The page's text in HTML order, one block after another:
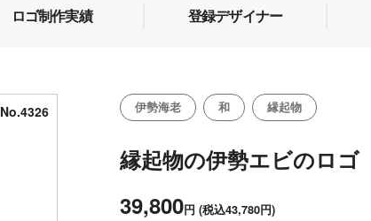
ロゴ制作実績 登録デザイナー
No.4326 伊勢海老 和 縁起物
縁起物の伊勢エビのロゴ
39,800円 (税込43,780円)